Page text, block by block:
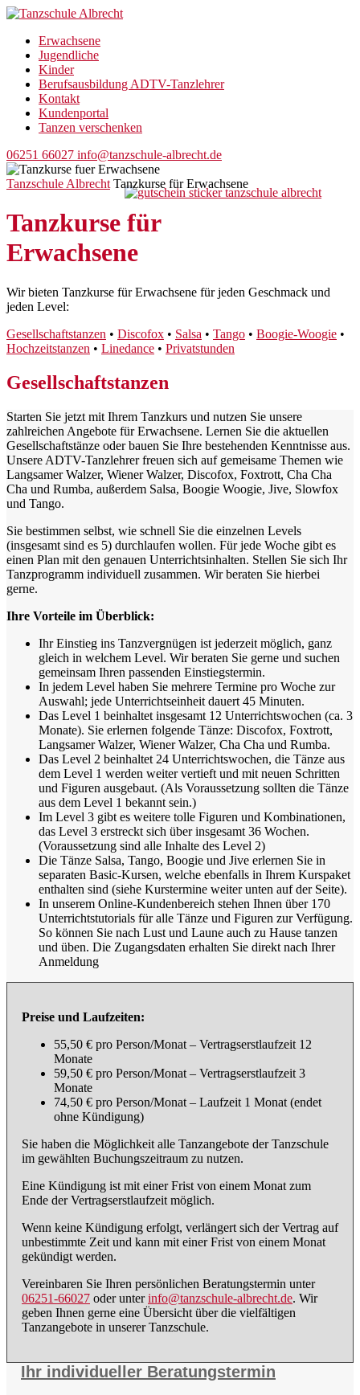
Erwachsene
Jugendliche
Kinder
Berufsausbildung ADTV-Tanzlehrer
Kontakt
Kundenportal
Tanzen verschenken
06251 66027 info@tanzschule-albrecht.de
Tanzschule Albrecht Tanzkurse für Erwachsene
Tanzkurse für
Erwachsene
Wir bieten Tanzkurse für Erwachsene für jeden Geschmack und
jeden Level:
Gesellschaftstanzen • Discofox • Salsa • Tango • Boogie-Woogie •
Hochzeitstanzen • Linedance • Privatstunden
Gesellschaftstanzen
Starten Sie jetzt mit Ihrem Tanzkurs und nutzen Sie unsere
zahlreichen Angebote für Erwachsene. Lernen Sie die aktuellen
Gesellschaftstänze oder bauen Sie Ihre bestehenden Kenntnisse aus.
Unsere ADTV-Tanzlehrer freuen sich auf gemeisame Themen wie
Langsamer Walzer, Wiener Walzer, Discofox, Foxtrott, Cha Cha
Cha und Rumba, außerdem Salsa, Boogie Woogie, Jive, Slowfox
und Tango.
Sie bestimmen selbst, wie schnell Sie die einzelnen Levels
(insgesamt sind es 5) durchlaufen wollen. Für jede Woche gibt es
einen Plan mit den genauen Unterrichtsinhalten. Stellen Sie sich Ihr
Tanzprogramm individuell zusammen. Wir beraten Sie hierbei
gerne.
Ihre Vorteile im Überblick:
Ihr Einstieg ins Tanzvergnügen ist jederzeit möglich, ganz
gleich in welchem Level. Wir beraten Sie gerne und suchen
gemeinsam Ihren passenden Einstiegstermin.
In jedem Level haben Sie mehrere Termine pro Woche zur
Auswahl; jede Unterrichtseinheit dauert 45 Minuten.
Das Level 1 beinhaltet insgesamt 12 Unterrichtswochen (ca. 3
Monate). Sie erlernen folgende Tänze: Discofox, Foxtrott,
Langsamer Walzer, Wiener Walzer, Cha Cha und Rumba.
Das Level 2 beinhaltet 24 Unterrichtswochen, die Tänze aus
dem Level 1 werden weiter vertieft und mit neuen Schritten
und Figuren ausgebaut. (Als Voraussetzung sollten die Tänze
aus dem Level 1 bekannt sein.)
Im Level 3 gibt es weitere tolle Figuren und Kombinationen,
das Level 3 erstreckt sich über insgesamt 36 Wochen.
(Voraussetzung sind alle Inhalte des Level 2)
Die Tänze Salsa, Tango, Boogie und Jive erlernen Sie in
separaten Basic-Kursen, welche ebenfalls in Ihrem Kurspaket
enthalten sind (siehe Kurstermine weiter unten auf der Seite).
In unserem Online-Kundenbereich stehen Ihnen über 170
Unterrichts­tutorials für alle Tänze und Figuren zur Verfügung.
So können Sie nach Lust und Laune auch zu Hause tanzen
und üben. Die Zugangsdaten erhalten Sie direkt nach Ihrer
Anmeldung
Preise und Laufzeiten:
55,50 € pro Person/Monat – Vertragserstlaufzeit 12
Monate
59,50 € pro Person/Monat – Vertragserstlaufzeit 3
Monate
74,50 € pro Person/Monat – Laufzeit 1 Monat (endet
ohne Kündigung)
Sie haben die Möglichkeit alle Tanzangebote der Tanzschule
im gewählten Buchungszeitraum zu nutzen.
Eine Kündigung ist mit einer Frist von einem Monat zum
Ende der Vertragserstlaufzeit möglich.
Wenn keine Kündigung erfolgt, verlängert sich der Vertrag auf
unbestimmte Zeit und kann mit einer Frist von einem Monat
gekündigt werden.
Vereinbaren Sie Ihren persönlichen Beratungstermin unter
06251-66027 oder unterinfo@tanzschule-albrecht.de. Wir
geben Ihnen gerne eine Übersicht über die vielfältigen
Tanzangebote in unserer Tanzschule.
Ihr individueller Beratungstermin